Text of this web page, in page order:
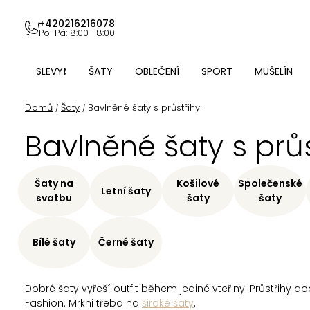
obsah
+420216216078
Po-Pá: 8:00-18:00
SLEVY❗ ŠATY OBLEČENÍ SPORT MUŠELÍN
Domů / Šaty / Bavlněné šaty s průstřihy
Bavlněné šaty s
Dobré šaty vyřeší outfit během jediné vteřiny. Průstřihy
Fashion. Mrkni třeba na široké šaty.
Šaty na
svatbu
Letní šaty
Košilové
šaty
Společenské
šaty
Bílé šaty Černé šaty